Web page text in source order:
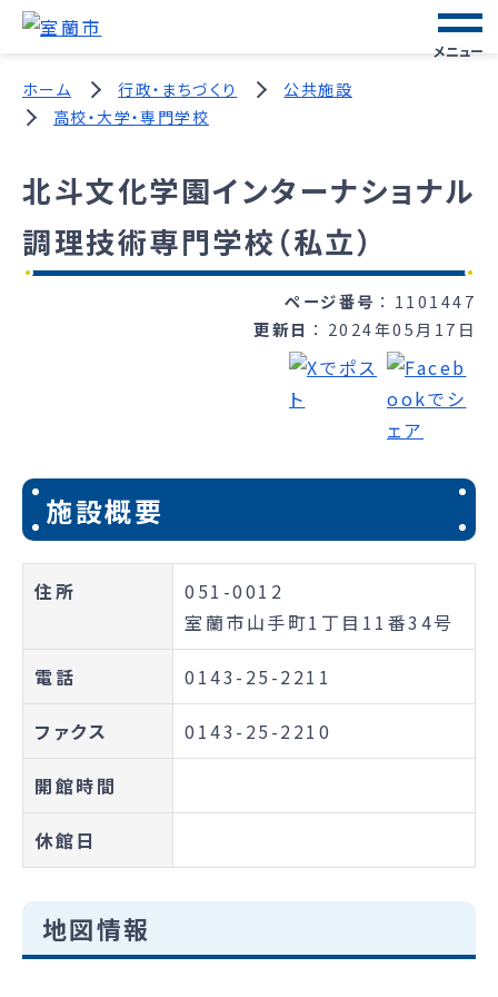
メニュー
ホーム 行政・まちづくり
公共施設
高校・大学・専門学校
北斗文化学園インターナショナル
調理技術専門学校（私立）
ページ番号
1101447
更新日
2024年05月17日
施設概要
住所
051-0012
室蘭市山手町1丁目11番34号
電話 0143-25-2211
ファクス 0143-25-2210
開館時間
休館日
地図情報